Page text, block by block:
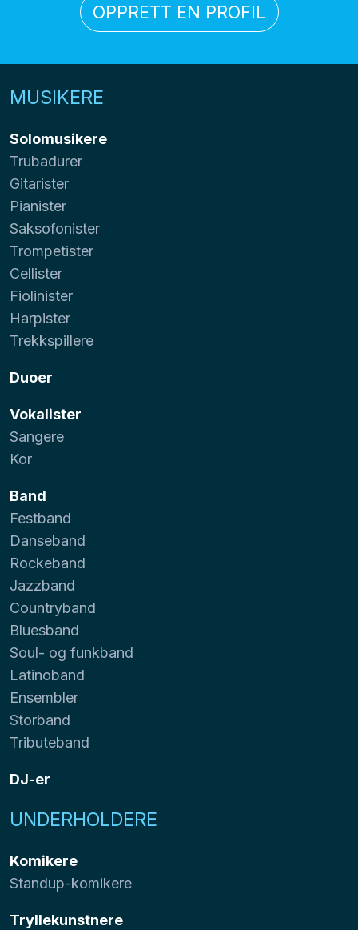
OPPRETT EN PROFIL
MUSIKERE
Solomusikere
Trubadurer
Gitarister
Pianister
Saksofonister
Trompetister
Cellister
Fiolinister
Harpister
Trekkspillere
Duoer
Vokalister
Sangere
Kor
Band
Festband
Danseband
Rockeband
Jazzband
Countryband
Bluesband
Soul- og funkband
Latinoband
Ensembler
Storband
Tributeband
DJ-er
UNDERHOLDERE
Komikere
Standup-komikere
Tryllekunstnere